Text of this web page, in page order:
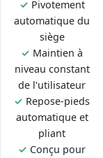
✓ Pivotement
automatique du
siège
✓ Maintien à
niveau constant
de l'utilisateur
✓ Repose-pieds
automatique et
pliant
✓ Conçu pour